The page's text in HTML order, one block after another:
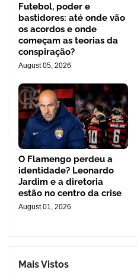
Futebol, poder e
bastidores: até onde vão
os acordos e onde
começam as teorias da
conspiração?
August 05, 2026
O Flamengo perdeu a
identidade? Leonardo
Jardim e a diretoria
estão no centro da crise
August 01, 2026
Mais Vistos